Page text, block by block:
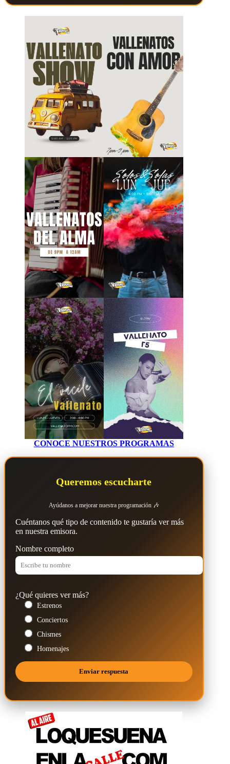
CONOCE NUESTROS PROGRAMAS
Queremos escucharte
Ayúdanos a mejorar nuestra programación 🎶
Cuéntanos qué tipo de contenido te gustaría ver más
en nuestra emisora.
Nombre completo
¿Qué quieres ver más?
Estrenos
Conciertos
Chismes
Homenajes